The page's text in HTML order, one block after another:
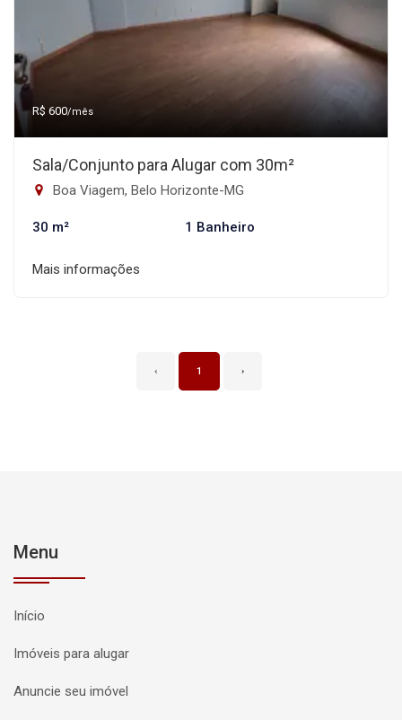
R$ 600/mês
Sala/Conjunto para Alugar com 30m²
Boa Viagem, Belo Horizonte-MG
30 m² 1 Banheiro
Mais informações
‹ 1 ›
Menu
Início
Imóveis para alugar
Anuncie seu imóvel